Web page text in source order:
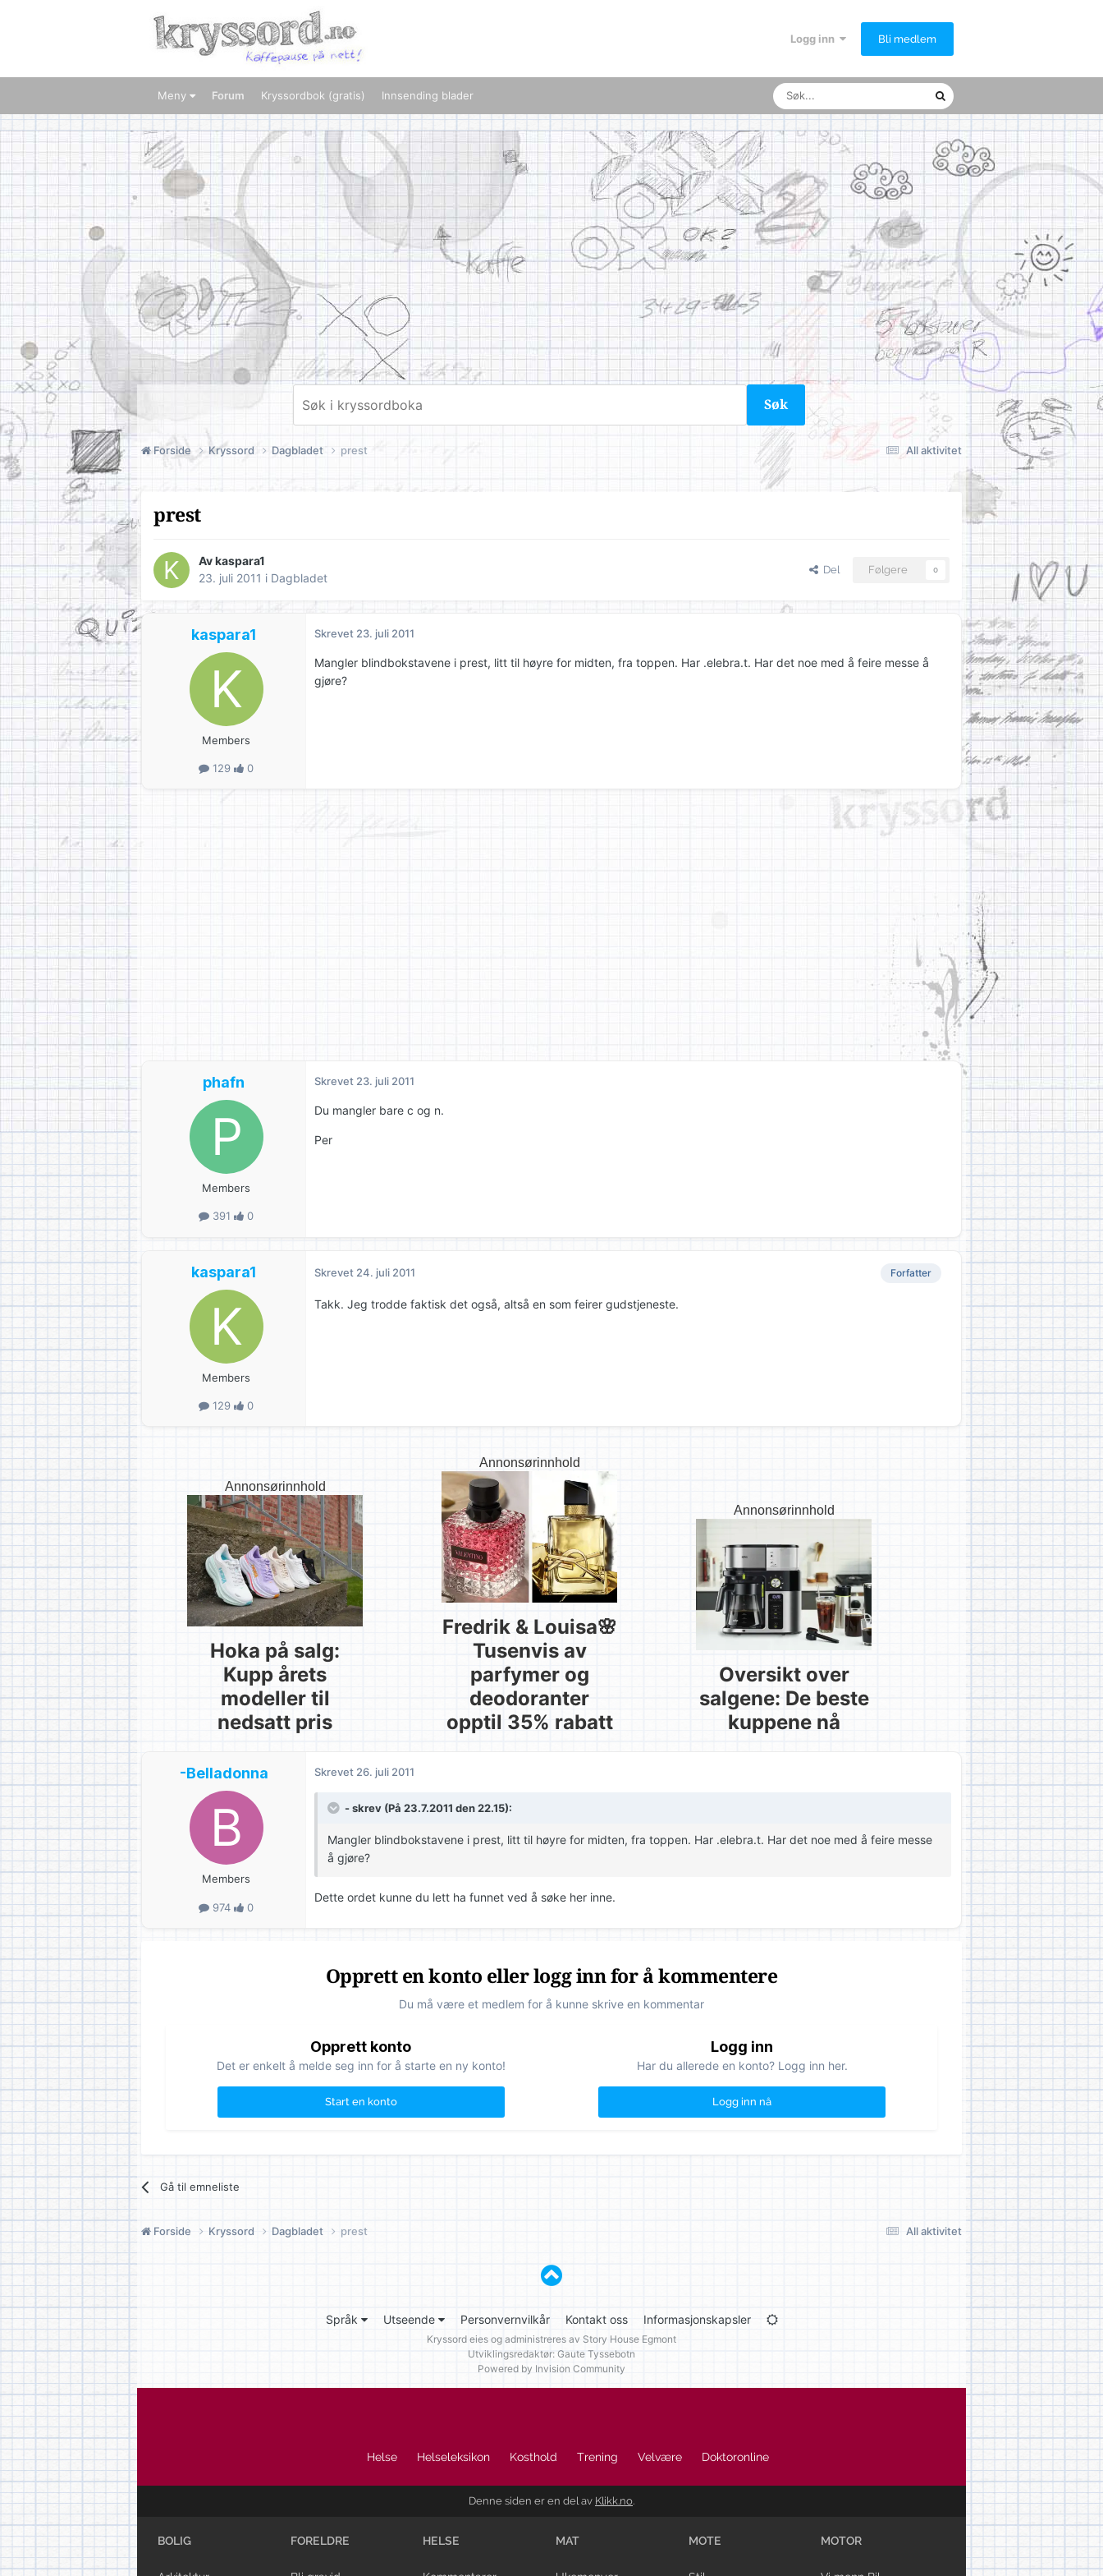
Logg inn Bli medlem
Meny Forum Kryssordbok (gratis) Innsending blader
Søk
All aktivitet
Forside Kryssord Dagbladet prest
prest
Avkaspara1
23. juli 2011 i Dagbladet
Del Følgere 0
kaspara1
Members
129 0
Skrevet 23. juli 2011
Mangler blindbokstavene i prest, litt til høyre for midten, fra toppen. Har .elebra.t. Har det noe med å feire messe å
gjøre?
phafn
Members
391 0
Skrevet 23. juli 2011
Du mangler bare c og n.
Per
kaspara1
Members
129 0
Forfatter
Skrevet 24. juli 2011
Takk. Jeg trodde faktisk det også, altså en som feirer gudstjeneste.
Annonsørinnhold
Hoka på salg:
Kupp årets
modeller til
nedsatt pris
Annonsørinnhold
Fredrik & Louisa🌸
Tusenvis av
parfymer og
deodoranter
opptil 35% rabatt
Annonsørinnhold
Oversikt over
salgene: De beste
kuppene nå
-Belladonna
Members
974 0
Skrevet 26. juli 2011
- skrev (På 23.7.2011 den 22.15):
Mangler blindbokstavene i prest, litt til høyre for midten, fra toppen. Har .elebra.t. Har det noe med å feire messe
å gjøre?
Dette ordet kunne du lett ha funnet ved å søke her inne.
Opprett en konto eller logg inn for å kommentere
Du må være et medlem for å kunne skrive en kommentar
Opprett konto
Det er enkelt å melde seg inn for å starte en ny konto!
Start en konto
Logg inn
Har du allerede en konto? Logg inn her.
Logg inn nå
Gå til emneliste
All aktivitet
Forside Kryssord Dagbladet prest
Språk Utseende Personvernvilkår Kontakt oss Informasjonskapsler
Kryssord eies og administreres av Story House Egmont
Utviklingsredaktør: Gaute Tyssebotn
Powered by Invision Community
Helse Helseleksikon Kosthold Trening Velvære Doktoronline
Denne siden er en del av Klikk.no.
BOLIG FORELDRE HELSE MAT MOTE MOTOR